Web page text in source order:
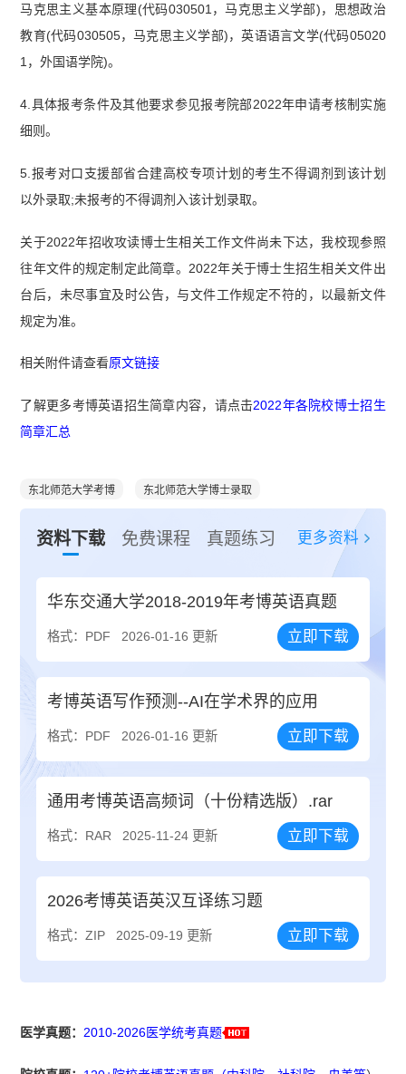
马克思主义基本原理(代码030501，马克思主义学部)，思想政治
教育(代码030505，马克思主义学部)，英语语言文学(代码05020
1，外国语学院)。
4.具体报考条件及其他要求参见报考院部2022年申请考核制实施
细则。
5.报考对口支援部省合建高校专项计划的考生不得调剂到该计划
以外录取;未报考的不得调剂入该计划录取。
关于2022年招收攻读博士生相关工作文件尚未下达，我校现参照
往年文件的规定制定此简章。2022年关于博士生招生相关文件出
台后，未尽事宜及时公告，与文件工作规定不符的，以最新文件
规定为准。
相关附件请查看原文链接
了解更多考博英语招生简章内容，请点击2022年各院校博士招生
简章汇总
东北师范大学考博 东北师范大学博士录取
资料下载 免费课程 真题练习 更多资料
华东交通大学2018-2019年考博英语真题
格式：PDF 2026-01-16 更新 立即下载
考博英语写作预测--AI在学术界的应用
格式：PDF 2026-01-16 更新 立即下载
通用考博英语高频词（十份精选版）.rar
格式：RAR 2025-11-24 更新 立即下载
2026考博英语英汉互译练习题
格式：ZIP 2025-09-19 更新 立即下载
医学真题：2010-2026医学统考真题